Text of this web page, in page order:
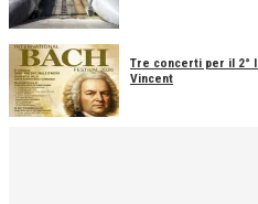
Tre concerti per il 2°
Vincent